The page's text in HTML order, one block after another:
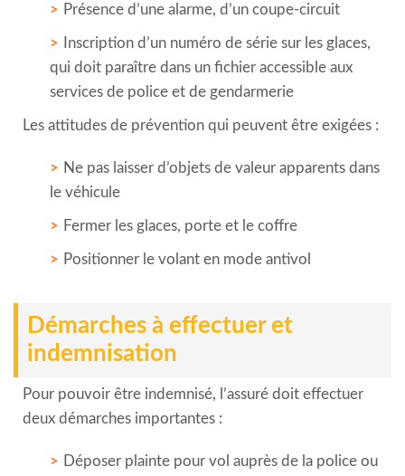
Présence d’une alarme, d’un coupe-circuit
Inscription d’un numéro de série sur les glaces,
qui doit paraître dans un fichier accessible aux
services de police et de gendarmerie
Les attitudes de prévention qui peuvent être exigées :
Ne pas laisser d’objets de valeur apparents dans
le véhicule
Fermer les glaces, porte et le coffre
Positionner le volant en mode antivol
Démarches à effectuer et
indemnisation
Pour pouvoir être indemnisé, l’assuré doit effectuer
deux démarches importantes :
Déposer plainte pour vol auprès de la police ou